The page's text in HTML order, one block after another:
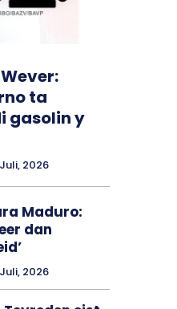
ta
gasolin y
2026
Maduro:
dan
2026